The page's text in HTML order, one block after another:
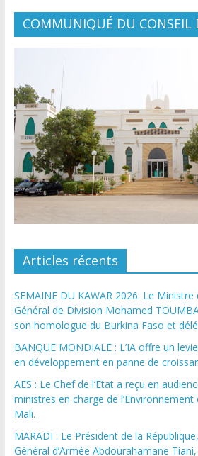
COMMUNIQUÉ DU CONSEIL
Articles récents
SEMAINE DU KAWAR 2026: Le Ministre
Général de Division Mohamed
son homologue du Burkina Faso et
BANQUE MONDIALE : L’IA offre un
en développement en panne de
AES : Le Chef de l’Etat a reçu en
ministres en charge de
Mali.
MARADI : Le Président de la
Général d’Armée Abdourahamane